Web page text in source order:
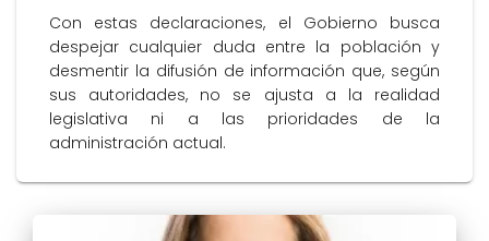
Con estas declaraciones, el Gobierno busca
despejar cualquier duda entre la población y
desmentir la difusión de información que, según
sus autoridades, no se ajusta a la realidad
legislativa ni a las prioridades de la
administración actual.